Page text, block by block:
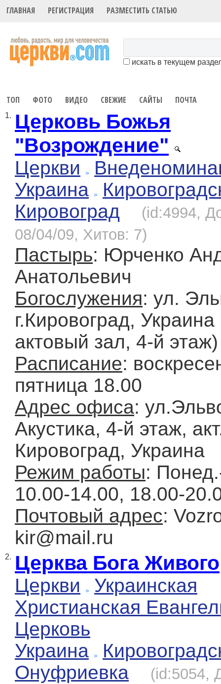
ГЛАВНАЯ РЕГИСТРАЦИЯ РАЗМЕСТИТЬ СТАТЬЮ
искать в текущем
ТОП ФОТО ВИДЕО СВЕЖИЕ САЙТЫ ПОЧТА
1. Церковь Божья
"Возрождение"
Церкви
Украина
Кировоград
(id:4994,
08/04/09, Хитов: 7)
Пастырь: Юрченко
Анатольевич
Богослужения: ул.
г.Кировоград,
актовый зал, 4-й этаж)
Расписание:
пятница 18.00
Адрес офиса:
Акустика, 4-й этаж,
Кировоград, Украина
Режим работы:
10.00-14.00, 18.00-
Почтовый адрес:
kir@mail.ru
2. Церква Бога Живого
Церкви
Украинская
Христианская
Церковь
Украина
Онуфриевка
(id:5054,